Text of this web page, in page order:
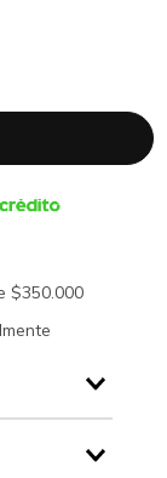
$350.000